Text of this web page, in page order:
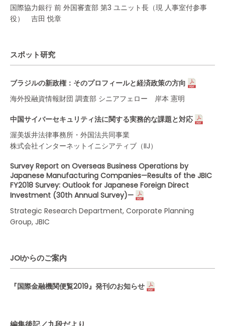
国際協力銀行 前 外国審査部 第3 ユニット長（現 人事室付参事
役） 吉田 悦章
スポット研究
ブラジルの新政権：そのプロフィールと経済政策の方向
海外投融資情報財団 調査部 シニアフェロー 岸本 憲明
中国サイバーセキュリティ法に関する実務的な課題と対応
渥美坂井法律事務所・外国法共同事業
株式会社インターネットイニシアティブ（IIJ）
Survey Report on Overseas Business Operations by
Japanese Manufacturing Companies—Results of the JBIC
FY2018 Survey: Outlook for Japanese Foreign Direct
Investment (30th Annual Survey)—
Strategic Research Department, Corporate Planning
Group, JBIC
JOIからのご案内
『国際金融機関便覧2019』発刊のお知らせ